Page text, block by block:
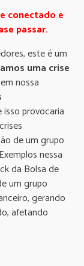
conectado e
passar.
este é um
uma crise
nossa
isso provocaria
de um grupo
nessa
da Bolsa de
um grupo
gerando
afetando